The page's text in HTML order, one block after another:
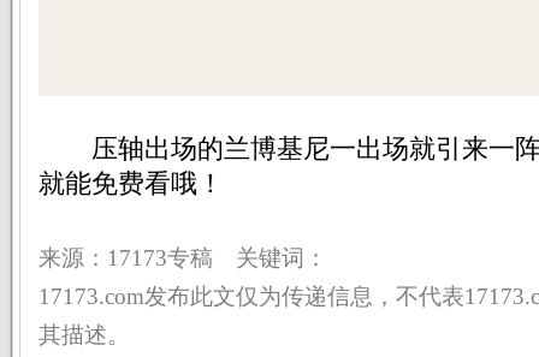
压轴出场的兰博基尼一出场就引来一
就能免费看哦！
来源：17173专稿 关键词：
17173.com发布此文仅为传递信息，不代表
其描述。